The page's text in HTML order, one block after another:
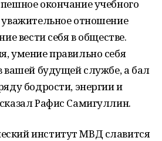
окончание учебного
отношение
вести себя в обществе.
умение правильно себя
вашей будущей службе, а бал
бодрости, энергии и
Рафис Самигуллин.
институт МВД славится